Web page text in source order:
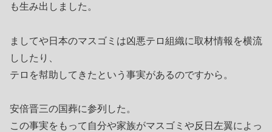
も生み出しました。
ましてや日本のマスゴミは凶悪テロ組織に取材情報を横流
ししたり、
テロを幇助してきたという事実があるのですから。
安倍晋三の国葬に参列した。
この事実をもって自分や家族がマスゴミや反日左翼によっ